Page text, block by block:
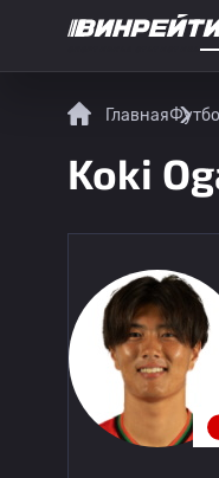
Главная
Koki